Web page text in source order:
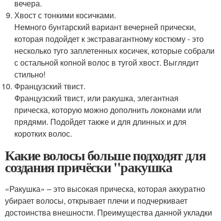
вечера.
Хвост с тонкими косичками.
Немного бунтарский вариант вечерней прически,
которая подойдет к экстравагантному костюму - это
несколько туго заплетенных косичек, которые собрали
с остальной копной волос в тугой хвост. Выглядит
стильно!
Французский твист.
Французский твист, или ракушка, элегантная
прическа, которую можно дополнить локонами или
прядями. Подойдет также и для длинных и для
коротких волос.
Какие волосы больше подходят для
создания причёски "ракушка
«Ракушка» – это высокая прическа, которая аккуратно
убирает волосы, открывает плечи и подчеркивает
достоинства внешности. Преимущества данной укладки